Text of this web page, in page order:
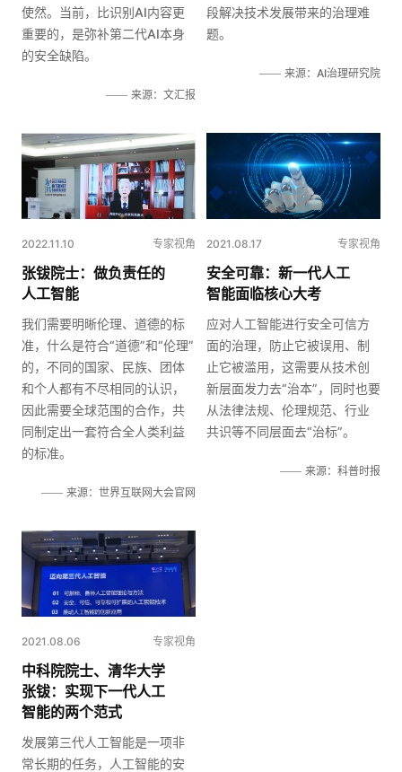
使然。当前，比识别AI内容更
重要的，是弥补第二代AI本身
的安全缺陷。
来源：文汇报
段解决技术发展带来的治理难
题。
来源：AI治理研究院
2022.11.10 专家视角
张钹院士：做负责任的
人工智能
我们需要明晰伦理、道德的标
准，什么是符合“道德”和“伦理”
的，不同的国家、民族、团体
和个人都有不尽相同的认识，
因此需要全球范围的合作，共
同制定出一套符合全人类利益
的标准。
来源：世界互联网大会官网
2021.08.17 专家视角
安全可靠：新一代人工
智能面临核心大考
应对人工智能进行安全可信方
面的治理，防止它被误用、制
止它被滥用，这需要从技术创
新层面发力去“治本”，同时也要
从法律法规、伦理规范、行业
共识等不同层面去“治标”。
来源：科普时报
2021.08.06 专家视角
中科院院士、清华大学
张钹：实现下一代人工
智能的两个范式
发展第三代人工智能是一项非
常长期的任务，人工智能的安